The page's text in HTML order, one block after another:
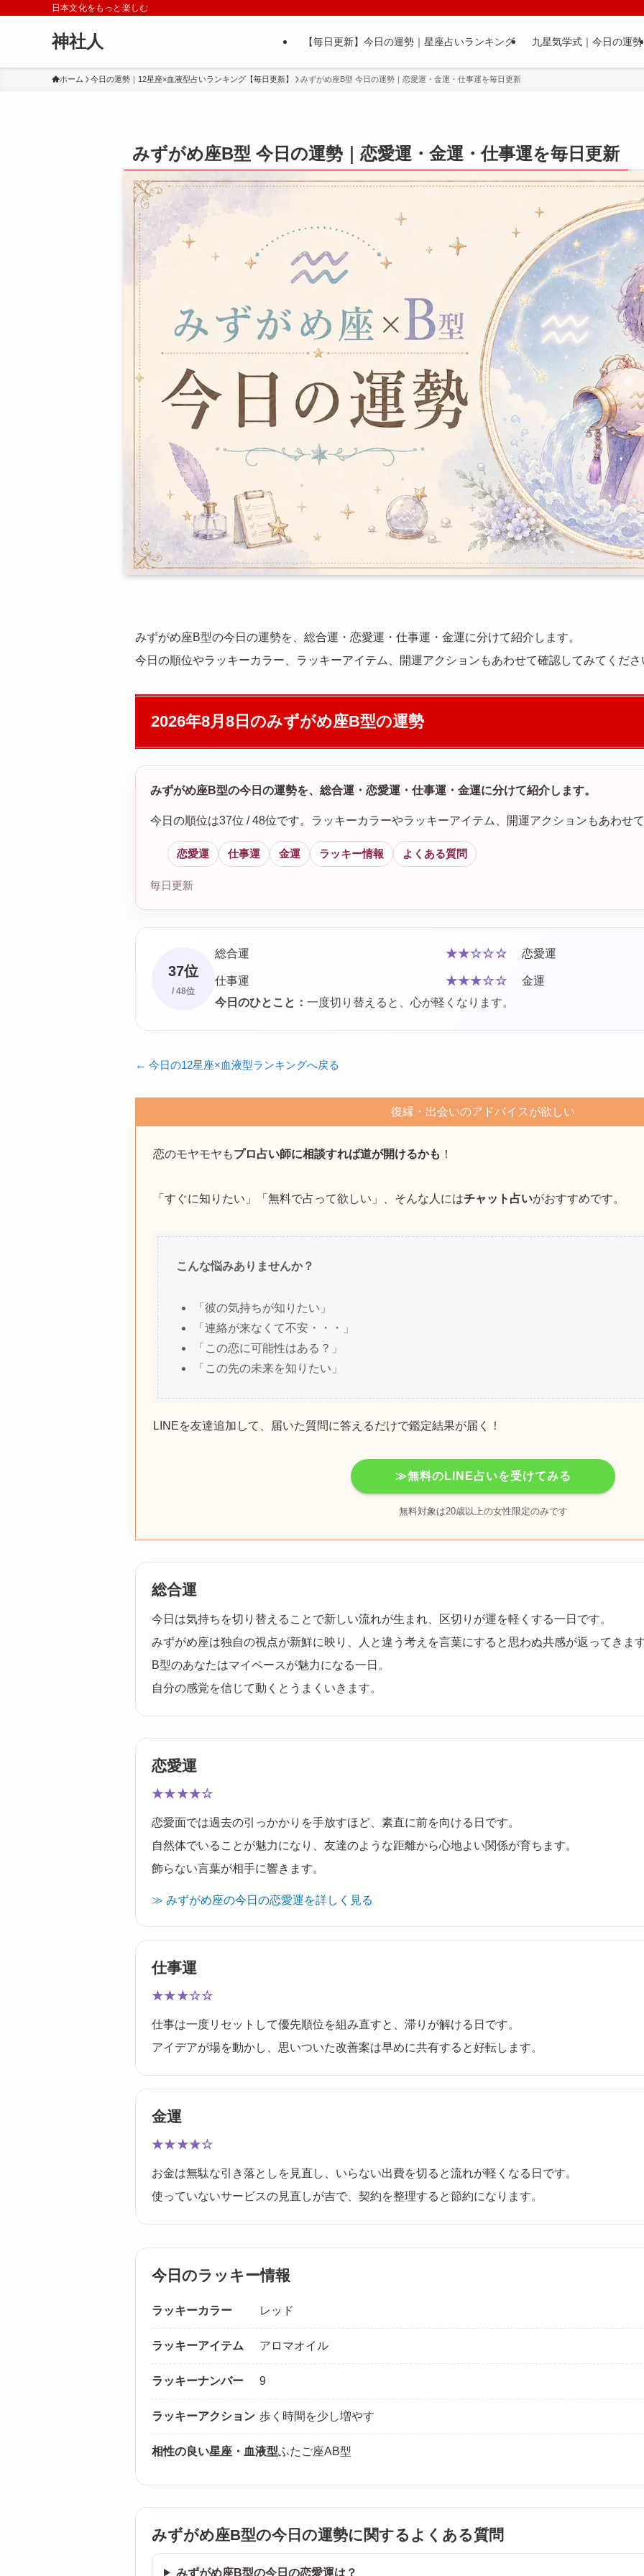
日本文化をもっと楽しむ
神社人 【毎日更新】今日の運勢｜星座占いランキング 九星気学式｜今日の運勢
ホーム 今日の運勢｜12星座×血液型占いランキング【毎日更新】 みずがめ座B型 今日の運勢｜恋愛運・金運・仕事運を毎日更新
みずがめ座B型 今日の運勢｜恋愛運・金運・仕事運を毎日更新
みずがめ座B型の今日の運勢を、総合運・恋愛運・仕事運・金運に分けて紹介します。
今日の順位やラッキーカラー、ラッキーアイテム、開運アクションもあわせて確認してみてくださ
2026年8月8日のみずがめ座B型の運勢
みずがめ座B型の今日の運勢を、総合運・恋愛運・仕事運・金運に分けて紹介します。
今日の順位は37位 / 48位です。ラッキーカラーやラッキーアイテム、開運アクションもあわせ
恋愛運 仕事運 金運 ラッキー情報 よくある質問
毎日更新
37位
/ 48位
総合運 ★★☆☆☆ 恋愛運
仕事運 ★★★☆☆
金運
今日のひとこと： 一度切り替えると、心が軽くなります。
← 今日の12星座×血液型ランキングへ戻る
復縁・出会いのアドバイスが欲しい
恋のモヤモヤもプロ占い師に相談すれば道が開けるかも ！
「すぐに知りたい」「無料で占って欲しい」、そんな人にはチャット占いがおすすめです。
こんな悩みありませんか？
「彼の気持ちが知りたい」
「連絡が来なくて不安・・・」
「この恋に可能性はある？」
「この先の未来を知りたい」
LINEを友達追加して、届いた質問に答えるだけで鑑定結果が届く！
≫無料のLINE占いを受けてみる
無料対象は20歳以上の女性限定のみです
総合運
今日は気持ちを切り替えることで新しい流れが生まれ、区切りが運を軽くする一日です。
みずがめ座は独自の視点が新鮮に映り、人と違う考えを言葉にすると思わぬ共感が返ってきま
B型のあなたはマイペースが魅力になる一日。
自分の感覚を信じて動くとうまくいきます。
恋愛運
★★★★☆
恋愛面では過去の引っかかりを手放すほど、素直に前を向ける日です。
自然体でいることが魅力になり、友達のような距離から心地よい関係が育ちます。
飾らない言葉が相手に響きます。
≫ みずがめ座の今日の恋愛運を詳しく見る
仕事運
★★★☆☆
仕事は一度リセットして優先順位を組み直すと、滞りが解ける日です。
アイデアが場を動かし、思いついた改善案は早めに共有すると好転します。
金運
★★★★☆
お金は無駄な引き落としを見直し、いらない出費を切ると流れが軽くなる日です。
使っていないサービスの見直しが吉で、契約を整理すると節約になります。
今日のラッキー情報
ラッキーカラー レッド
ラッキーアイテム アロマオイル
ラッキーナンバー 9
ラッキーアクション 歩く時間を少し増やす
相性の良い星座・血液型ふたご座AB型
みずがめ座B型の今日の運勢に関するよくある質問
みずがめ座B型の今日の恋愛運は？